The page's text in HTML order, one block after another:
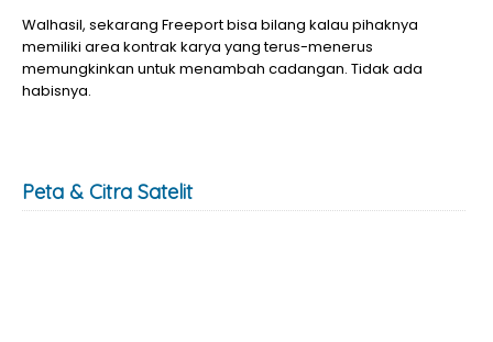
Walhasil, sekarang Freeport bisa bilang kalau pihaknya
memiliki area kontrak karya yang terus-menerus
memungkinkan untuk menambah cadangan. Tidak ada
habisnya.
Peta & Citra Satelit